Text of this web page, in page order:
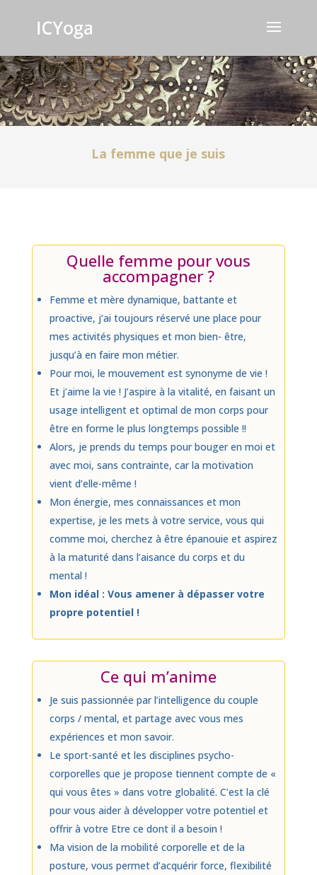
La femme que je suis
Quelle femme pour vous
accompagner ?
Femme et mère dynamique, battante et
proactive, j’ai toujours réservé une place pour
mes activités physiques et mon bien- être,
jusqu’à en faire mon métier.
Pour moi, le mouvement est synonyme de vie !
Et j’aime la vie ! J’aspire à la vitalité, en faisant un
usage intelligent et optimal de mon corps pour
être en forme le plus longtemps possible !!
Alors, je prends du temps pour bouger en moi et
avec moi, sans contrainte, car la motivation
vient d’elle-même !
Mon énergie, mes connaissances et mon
expertise, je les mets à votre service, vous qui
comme moi, cherchez à être épanouie et aspirez
à la maturité dans l’aisance du corps et du
mental !
Mon idéal : Vous amener à dépasser votre
propre potentiel !
Ce qui m’anime
Je suis passionnée par l’intelligence du couple
corps / mental, et partage avec vous mes
expériences et mon savoir.
Le sport-santé et les disciplines psycho-
corporelles que je propose tiennent compte de «
qui vous êtes » dans votre globalité. C’est la clé
pour vous aider à développer votre potentiel et
offrir à votre Etre ce dont il a besoin !
Ma vision de la mobilité corporelle et de la
posture, vous permet d’acquérir force, flexibilité